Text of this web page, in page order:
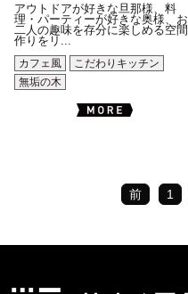
アウトドアが好きな旦那様、料
理・パーティーが好きな奥様、お
二人の趣味を存分に楽しめる空間
作りをリ...
カフェ風
こだわりキッチン
無垢の木
前 1